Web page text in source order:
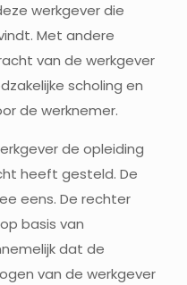
werkgever die
Met andere
van de werkgever
scholing en
de werknemer.
de opleiding
heeft gesteld. De
eens. De rechter
basis van
dat de
van de werkgever